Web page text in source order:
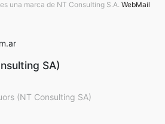
una marca de NT Consulting S.A. WebMail
SA)
(NT Consulting SA)